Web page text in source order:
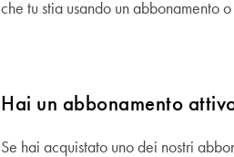
che tu stia usando un abbonamento
Hai un abbonamento
Se hai acquistato uno dei nostri